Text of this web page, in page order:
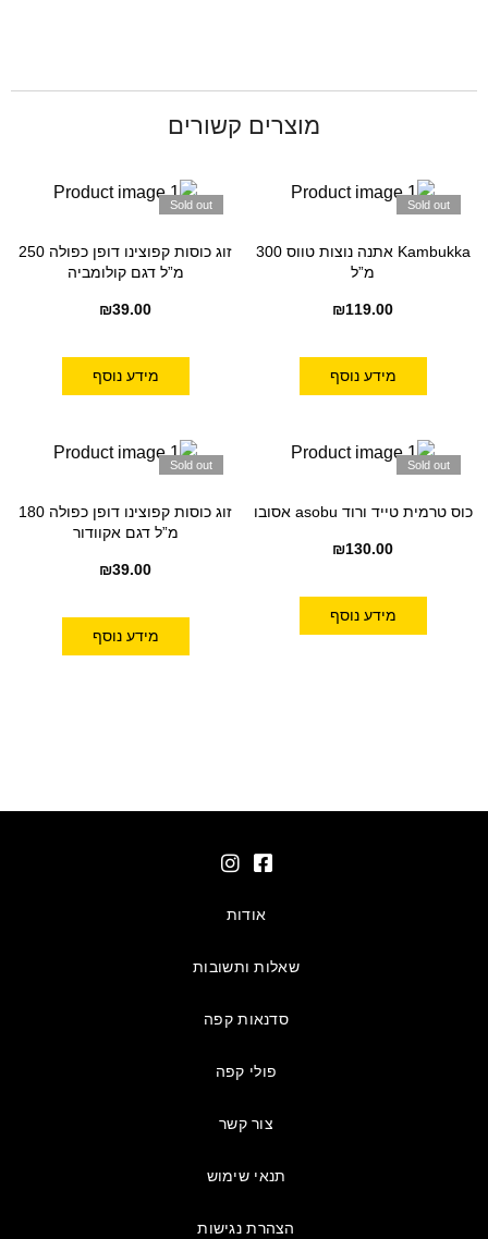
מוצרים קשורים
Sold out
Kambukka אתנה נוצות טווס 300
מ”ל
₪119.00
מידע נוסף
Sold out
זוג כוסות קפוצינו דופן כפולה 250
מ”ל דגם קולומביה
₪39.00
מידע נוסף
Sold out
כוס טרמית טייד ורוד asobu אסובו
₪130.00
מידע נוסף
Sold out
זוג כוסות קפוצינו דופן כפולה 180
מ”ל דגם אקוודור
₪39.00
מידע נוסף
אודות
שאלות ותשובות
סדנאות קפה
פולי קפה
צור קשר
תנאי שימוש
הצהרת נגישות